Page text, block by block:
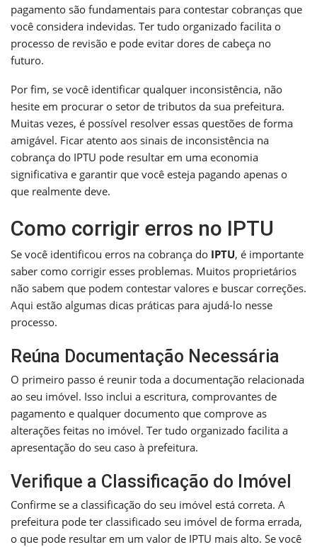
pagamento são fundamentais para contestar cobranças que
você considera indevidas. Ter tudo organizado facilita o
processo de revisão e pode evitar dores de cabeça no
futuro.
Por fim, se você identificar qualquer inconsistência, não
hesite em procurar o setor de tributos da sua prefeitura.
Muitas vezes, é possível resolver essas questões de forma
amigável. Ficar atento aos sinais de inconsistência na
cobrança do IPTU pode resultar em uma economia
significativa e garantir que você esteja pagando apenas o
que realmente deve.
Como corrigir erros no IPTU
Se você identificou erros na cobrança do IPTU, é importante
saber como corrigir esses problemas. Muitos proprietários
não sabem que podem contestar valores e buscar correções.
Aqui estão algumas dicas práticas para ajudá-lo nesse
processo.
Reúna Documentação Necessária
O primeiro passo é reunir toda a documentação relacionada
ao seu imóvel. Isso inclui a escritura, comprovantes de
pagamento e qualquer documento que comprove as
alterações feitas no imóvel. Ter tudo organizado facilita a
apresentação do seu caso à prefeitura.
Verifique a Classificação do Imóvel
Confirme se a classificação do seu imóvel está correta. A
prefeitura pode ter classificado seu imóvel de forma errada,
o que pode resultar em um valor de IPTU mais alto. Se você